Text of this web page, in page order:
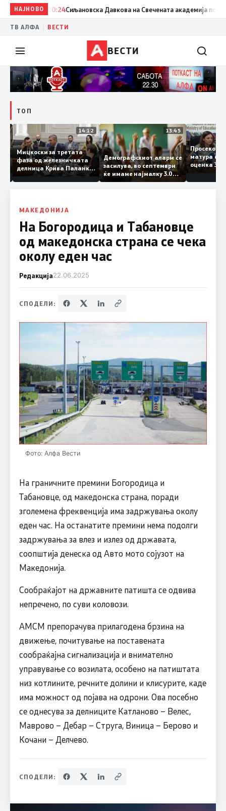
НАЈНОВО
20:24Сиљановска Давкова на Свечената академија по повод
ТВ АЛФА ВЕСТИ
ВЕСТИ
ТОП
15:20 14:12
Мицкоски за третата
фаза од железничката
делница Крива Паланка
– Деве Баир: Проектот
нема да заврши на
целина
13:45
Демографскиот аларм се
засилува, во септември
ќе имаме најмалку 3.000
првачиња помалку
матура
оценка
МАКЕДОНИЈА
На Богородица и Табановце
од македонска страна се чека
околу еден час
Редакција22.06.2025
СПОДЕЛИ:
Фото: Алфа Вести
На граничните премини Богородица и
Табановце, од македонска страна, поради
зголемена фреквенција има задржувања околу
еден час. На останатите премини нема подолги
задржувања за влез и излез од државата,
соопштија денеска од Авто мото сојузот на
Македонија.
Сообраќајот на државните патишта се одвива
непречено, по суви коловози.
АМСМ препорачува прилагодена брзина на
движење, почитување на поставената
сообраќајна сигнализација и внимателно
управување со возилата, особено на патиштата
низ котлините, речните долини и клисурите, каде
има можност од појава на одрони. Ова посебно
се однесува за делниците Катланово – Велес,
Маврово – Дебар – Струга, Виница – Берово и
Кочани – Делчево.
СПОДЕЛИ: